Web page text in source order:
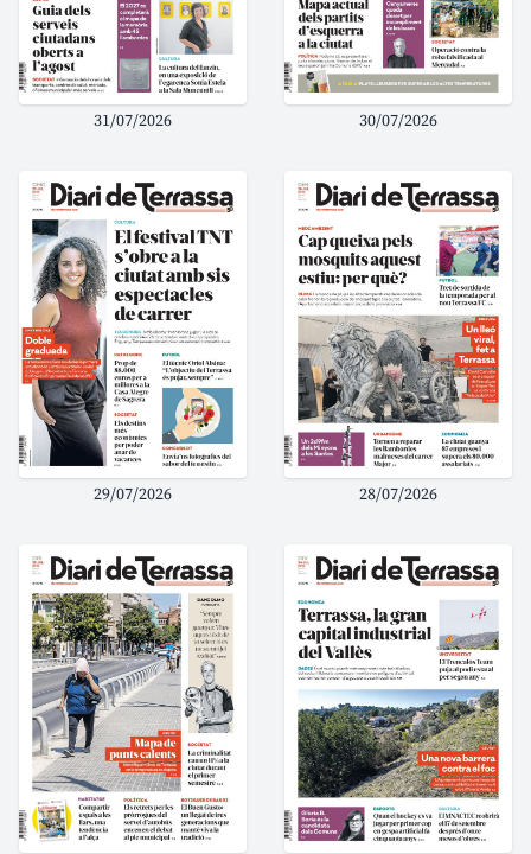
31/07/2026 30/07/2026
29/07/2026 28/07/2026